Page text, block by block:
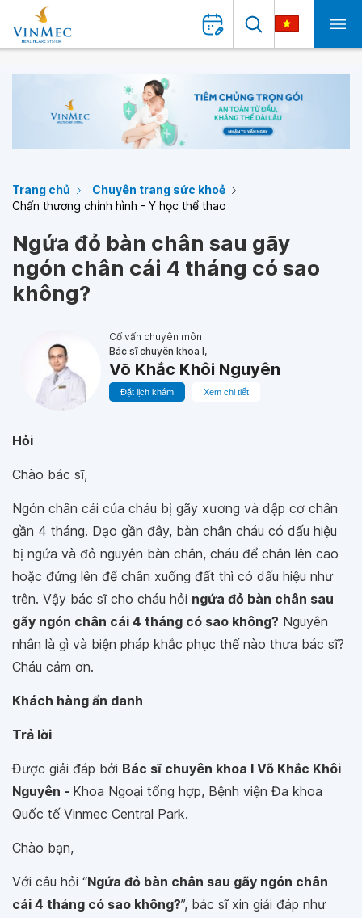
Trang chủ
Chuyên trang sức khoẻ
Chấn thương chỉnh hình - Y học thể thao
Ngứa đỏ bàn chân sau gãy
ngón chân cái 4 tháng có sao
không?
Cố vấn chuyên môn
Bác sĩ chuyên khoa I,
Võ Khắc Khôi Nguyên
Đặt lịch khám Xem chi tiết
Hỏi
Chào bác sĩ,
Ngón chân cái của cháu bị gãy xương và dập cơ chân
gần 4 tháng. Dạo gần đây, bàn chân cháu có dấu hiệu
bị ngứa và đỏ nguyên bàn chân, cháu để chân lên cao
hoặc đứng lên để chân xuống đất thì có dấu hiệu như
trên. Vậy bác sĩ cho cháu hỏi ngứa đỏ bàn chân sau
gãy ngón chân cái 4 tháng có sao không? Nguyên
nhân là gì và biện pháp khắc phục thế nào thưa bác sĩ?
Cháu cảm ơn.
Khách hàng ẩn danh
Trả lời
Được giải đáp bởi Bác sĩ chuyên khoa I Võ Khắc Khôi
Nguyên - Khoa Ngoại tổng hợp, Bệnh viện Đa khoa
Quốc tế Vinmec Central Park.
Chào bạn,
Với câu hỏi “Ngứa đỏ bàn chân sau gãy ngón chân
cái 4 tháng có sao không?”, bác sĩ xin giải đáp như